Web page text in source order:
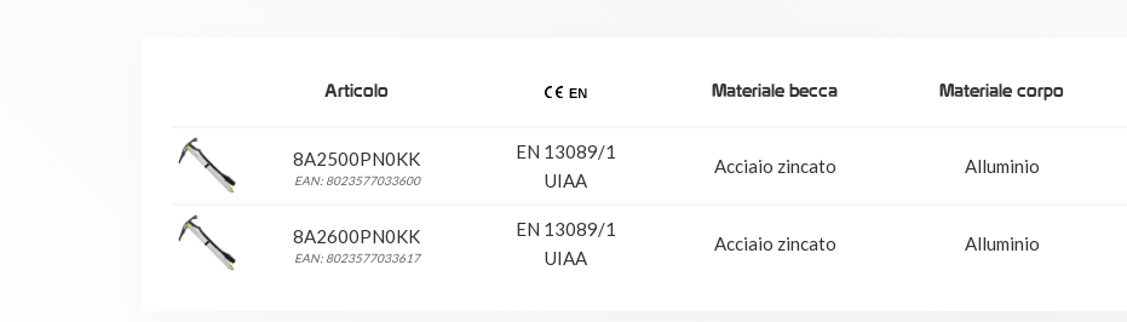
Articolo Materiale becca Materiale corpo
8A2500PN0KK
EAN: 8023577033600
EN 13089/1
UIAA
Acciaio zincato Alluminio
8A2600PN0KK
EAN: 8023577033617
EN 13089/1
UIAA
Acciaio zincato Alluminio